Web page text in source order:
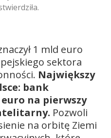
1 mld euro
sektora
Największy
bank
euro na pierwszy
Pozwoli
na orbitę Ziemi